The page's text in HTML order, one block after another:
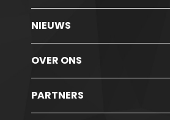
NIEUWS
OVER ONS
PARTNERS